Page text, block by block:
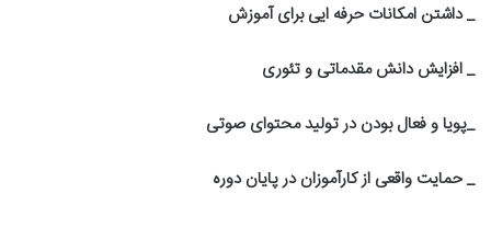
_ داشتن امکانات حرفه ایی برای آموزش
_ افزایش دانش مقدماتی و تئوری
_پویا و فعال بودن در تولید محتوای صوتی
_ حمایت واقعی از کارآموزان در پایان دوره